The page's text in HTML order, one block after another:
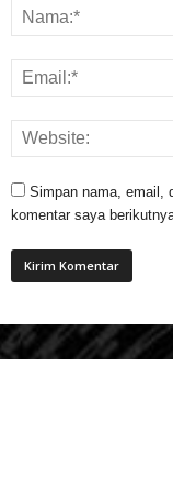
Simpan nama, email,
komentar saya